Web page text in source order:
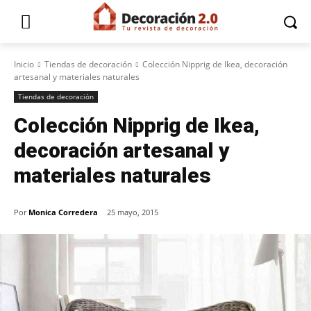
Inicio Tiendas de decoración
Colección Nipprig de Ikea, decoración
artesanal y materiales naturales
Tiendas de decoración
Colección Nipprig de Ikea,
decoración artesanal y
materiales naturales
Por Monica Corredera 25 mayo, 2015